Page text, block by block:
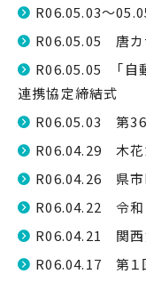
R06.05.03～
R06.05.05 唐カ
R06.05.05 「自
連携協定締結式
R06.05.03 第36
R06.04.29 木花
R06.04.26 県市
R06.04.22 令和
R06.04.21 関西
R06.04.17 第１